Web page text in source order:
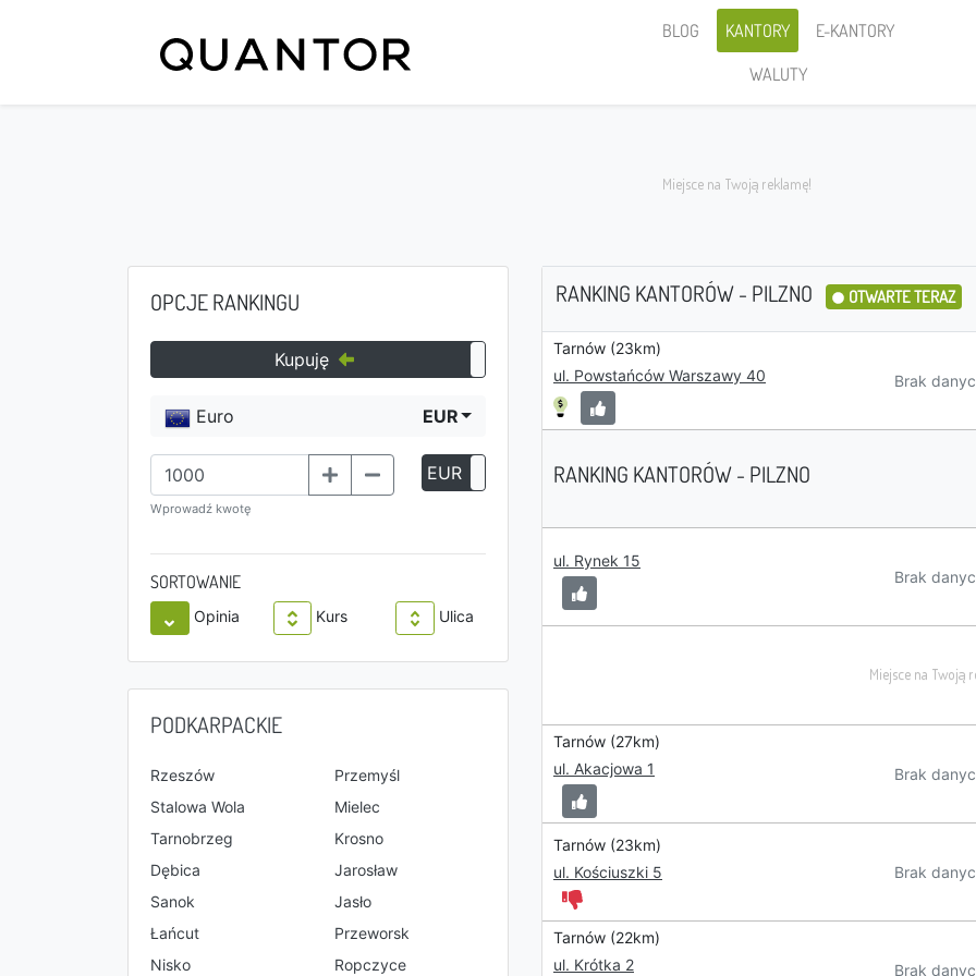
BLOG KANTORY
E-KANTORY
WALUTY
OPCJE RANKINGU
Kupuję Sprzedaję
Euro EUR
Wprowadź kwotę
EUR
SORTOWANIE
Opinia Kurs Ulica
PODKARPACKIE
Rzeszów
Przemyśl
Stalowa Wola
Mielec
Tarnobrzeg
Krosno
Dębica
Jarosław
Sanok
Jasło
Łańcut
Przeworsk
Nisko
Ropczyce
RANKING KANTORÓW - PILZNO OTWARTE TERAZ
Tarnów (23km)
ul. Powstańców Warszawy 40
Brak
RANKING KANTORÓW - PILZNO
ul. Rynek 15
Brak
Tarnów (27km)
ul. Akacjowa 1
Brak
Tarnów (23km)
ul. Kościuszki 5
Brak
Tarnów (22km)
ul. Krótka 2
Brak